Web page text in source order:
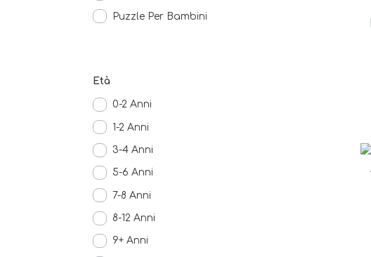
Puzzle Per Bambini
Età
0-2 Anni
1-2 Anni
3-4 Anni
5-6 Anni
7-8 Anni
8-12 Anni
9+ Anni